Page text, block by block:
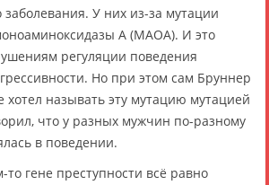
заболевания. У них из-за мутации
А (МАОА). И это
регуляции поведения
Но при этом сам Бруннер
хотел называть эту мутацию мутацией
что у разных мужчин по-разному
в поведении.
то гене преступности всё равно